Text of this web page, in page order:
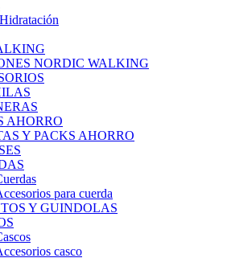
NORDIC WALKING
AHORRO
Y PACKS AHORRO
para cuerda
Y GUINDOLAS
casco